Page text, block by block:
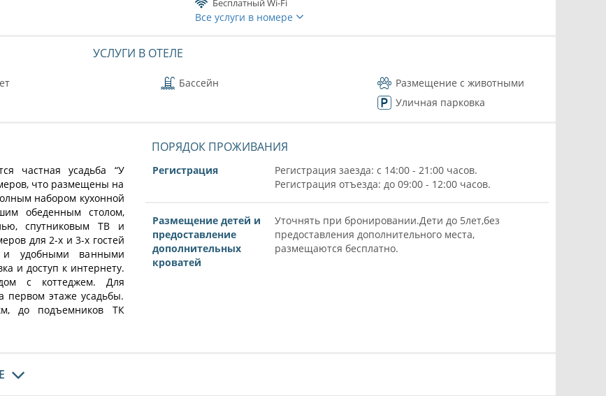
Бесплатный Wi-Fi
Все услуги в номере
УСЛУГИ В ОТЕЛЕ
Бассейн
Размещение с животными
Уличная парковка
частная усадьба “У
что размещены на
набором кухонной
обеденным столом,
спутниковым ТВ и
для 2-х и 3-х гостей
и удобными ванными
и доступ к интернету.
с коттеджем. Для
первом этаже усадьбы.
до подъемников ТК
ПОРЯДОК ПРОЖИВАНИЯ
Регистрация
Регистрация заезда: с 14:00 - 21:00 часов.
Регистрация отъезда: до 09:00 - 12:00 часов.
Размещение детей и
предоставление
дополнительных
кроватей
Уточнять при бронировании.Дети до 5лет,без
предоставления дополнительного места,
размещаются бесплатно.